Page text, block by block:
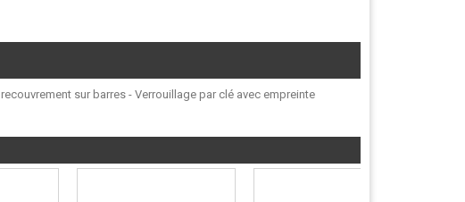
sur barres - Verrouillage par clé avec empreinte